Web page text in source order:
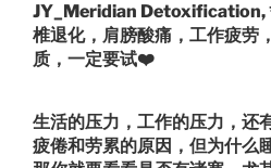
JY_Meridian Detoxification,
椎退化，肩膀酸痛，工作疲劳
质，一定要试❤️
生活的压力，工作的压力，还
疲倦和劳累的原因，但为什么